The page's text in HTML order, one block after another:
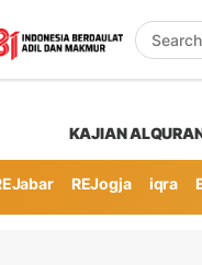
KAJIAN
REJogja iqra